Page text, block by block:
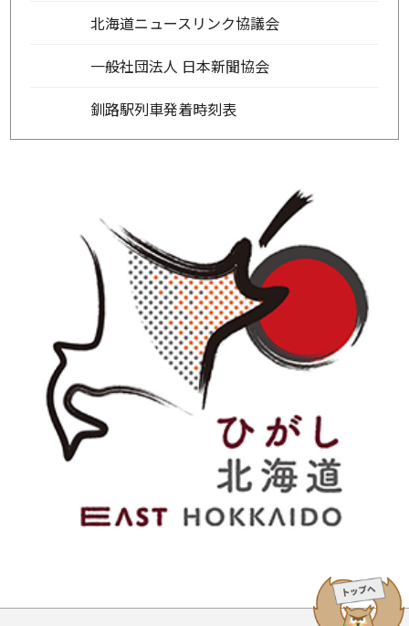
北海道ニュースリンク協議会
一般社団法人 日本新聞協会
釧路駅列車発着時刻表